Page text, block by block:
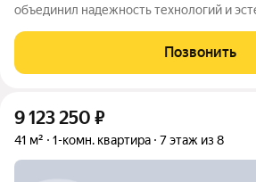
объединил надежность технологий и
тех, кто ценит фундаментальное
уединение и тишину. Дом
Позвонить
9 123 250 ₽
41 м² 1-комн. квартира 7 этаж из 8